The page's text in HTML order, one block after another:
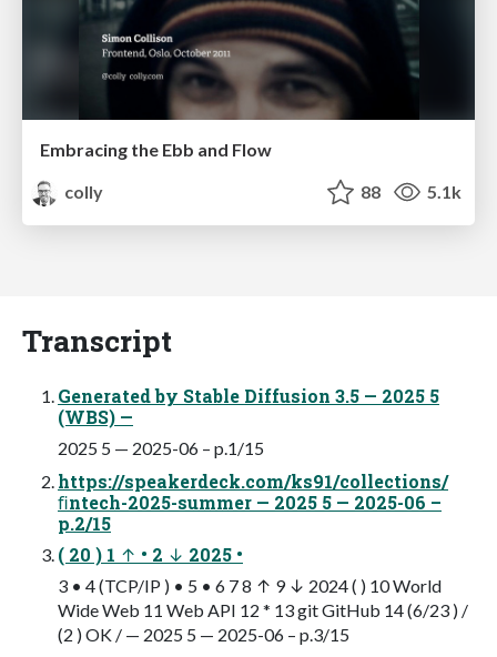
Embracing the Ebb and Flow
colly
88 5.1k
Transcript
Generated by Stable Diffusion 3.5 — 2025 5
(WBS) —
2025 5 — 2025-06 – p.1/15
https://speakerdeck.com/ks91/collections/
ﬁntech-2025-summer — 2025 5 — 2025-06 –
p.2/15
( 20 ) 1 ↑ • 2 ↓ 2025 •
3 • 4 (TCP/IP ) • 5 • 6 7 8 ↑ 9 ↓ 2024 ( ) 10 World
Wide Web 11 Web API 12 * 13 git GitHub 14 (6/23 ) /
(2 ) OK / — 2025 5 — 2025-06 – p.3/15